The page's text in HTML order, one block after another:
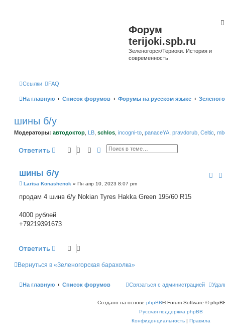
Форум
terijoki.spb.ru
Зеленогорск/Териоки. История и
современность.
Ссылки FAQ
На главную Список форумов Форумы на русском языке
шины б/у
Модераторы: автодоктор LB schlos incogni-to panaceYA pravdorub Celtic
Ответить ПоискРасширенный поиск
шины б/у
С
о
б
е
и
Larisa Konashenok » Пн апр 10, 2023 8:07 pm
продам 4 шинв б/у Nokian Tyres Hakka Green 195/60 R15
4000 рублей
+79219391673
Ответить
Вернуться в «Зеленогорская барахолка»
На главную Список форумов Связаться с администрацией
Создано на основе phpBB® Forum Software ©
Русская поддержка phpBB
Конфиденциальность | Правила